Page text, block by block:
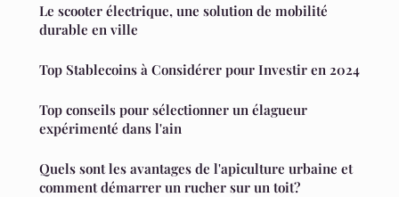
Le scooter électrique, une solution de mobilité
durable en ville
Top Stablecoins à Considérer pour Investir en 2024
Top conseils pour sélectionner un élagueur
expérimenté dans l'ain
Quels sont les avantages de l'apiculture urbaine et
comment démarrer un rucher sur un toit?